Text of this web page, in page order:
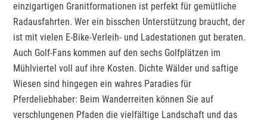
einzigartigen Granitformationen ist perfekt für gemütliche
Radausfahrten. Wer ein bisschen Unterstützung braucht, der
ist mit vielen E-Bike-Verleih- und Ladestationen gut beraten.
Auch Golf-Fans kommen auf den sechs Golfplätzen im
Mühlviertel voll auf ihre Kosten. Dichte Wälder und saftige
Wiesen sind hingegen ein wahres Paradies für
Pferdeliebhaber: Beim Wanderreiten können Sie auf
verschlungenen Pfaden die vielfältige Landschaft und das